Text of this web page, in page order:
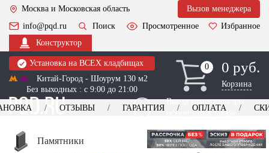
Москва и Московская область
Вызов менеджера
info@pqd.ru
Поиск Просмотренное
Избранное
Конструктор
Установка на ВСЕХ кладбищах
Китай-Город - Шоурум 130 м2
Без выходных : с 9:00 до 21:00
0
0 0 руб.
Корзина
Выезд менеджера для
оформления заказа
+7 (495) 518-44-23
ОТЗЫВЫ ГАРАНТИЯ ОПЛАТА
Памятники